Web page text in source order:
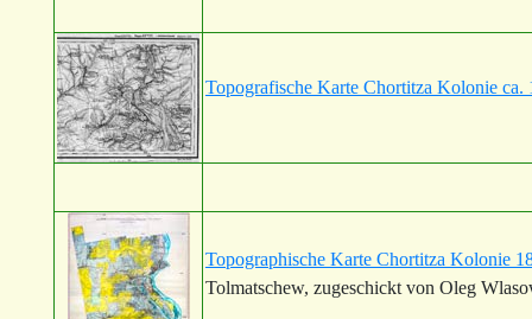
Topografische Karte Chortitza Kolonie ca.
Topographische Karte Chortitza Kolonie
Tolmatschew, zugeschickt von Oleg